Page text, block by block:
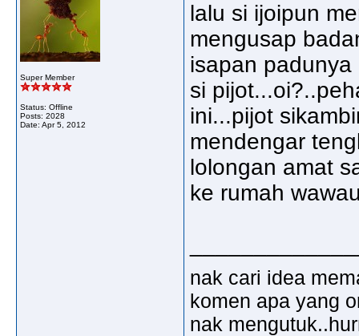
Super Member
Status: Offline
Posts: 2028
Date: Apr 5, 2012
lalu si ijoipun
mengusap
isapan
si
ini...pijot
mendengar
lolongan amat
ke rumah
nak cari idea
komen apa yang
nak